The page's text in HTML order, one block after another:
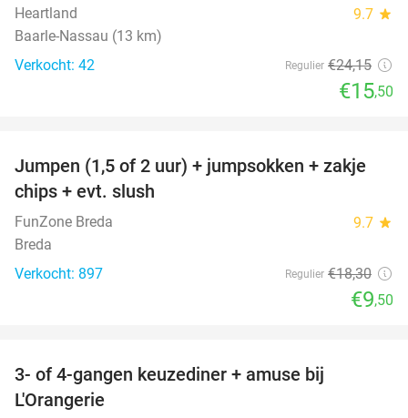
Heartland 9.7 star
Baarle-Nassau (13 km)
Verkocht: 42
Regulier €24,15
€15,50
48%
Jumpen (1,5 of 2 uur) + jumpsokken + zakje
chips + evt. slush
FunZone Breda 9.7 star
Breda
Verkocht: 897
Regulier €18,30
€9,50
3- of 4-gangen keuzediner + amuse bij
L'Orangerie